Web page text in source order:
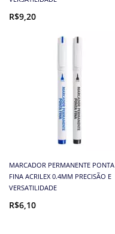
R$9,20
MARCADOR PERMANENTE PONTA
FINA ACRILEX 0.4MM PRECISÃO E
VERSATILIDADE
R$6,10